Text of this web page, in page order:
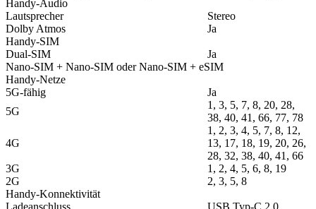
Handy-Audio
Lautsprecher
Stereo
Dolby Atmos
Ja
Handy-SIM
Dual-SIM
Ja
Nano-SIM + Nano-SIM oder Nano-SIM + eSIM
Handy-Netze
5G-fähig
Ja
5G
1, 3, 5, 7, 8, 20, 28,
38, 40, 41, 66, 77, 78
4G
1, 2, 3, 4, 5, 7, 8, 12,
13, 17, 18, 19, 20, 26,
28, 32, 38, 40, 41, 66
3G
1, 2, 4, 5, 6, 8, 19
2G
2, 3, 5, 8
Handy-Konnektivität
Ladeanschluss
USB Typ-C 2.0